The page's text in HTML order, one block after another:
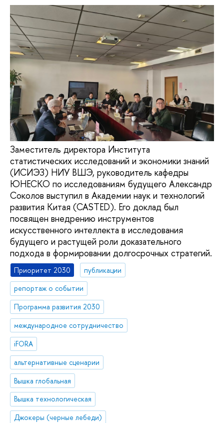
Заместитель директора Института
статистических исследований и экономики знаний
(ИСИЭЗ) НИУ ВШЭ, руководитель кафедры
ЮНЕСКО по исследованиям будущего Александр
Соколов выступил в Академии наук и технологий
развития Китая (CASTED). Его доклад был
посвящен внедрению инструментов
искусственного интеллекта в исследования
будущего и растущей роли доказательного
подхода в формировании долгосрочных стратегий.
Приоритет 2030
публикации
репортаж о событии
Программа развития 2030
международное сотрудничество
iFORA
альтернативные сценарии
Вышка глобальная
Вышка технологическая
Джокеры (черные лебеди)